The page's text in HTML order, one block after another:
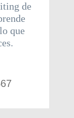
de
que